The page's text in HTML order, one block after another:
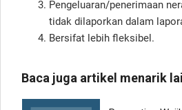
Pengeluaran/penerimaan
tidak dilaporkan dalam
Bersifat lebih fleksibel.